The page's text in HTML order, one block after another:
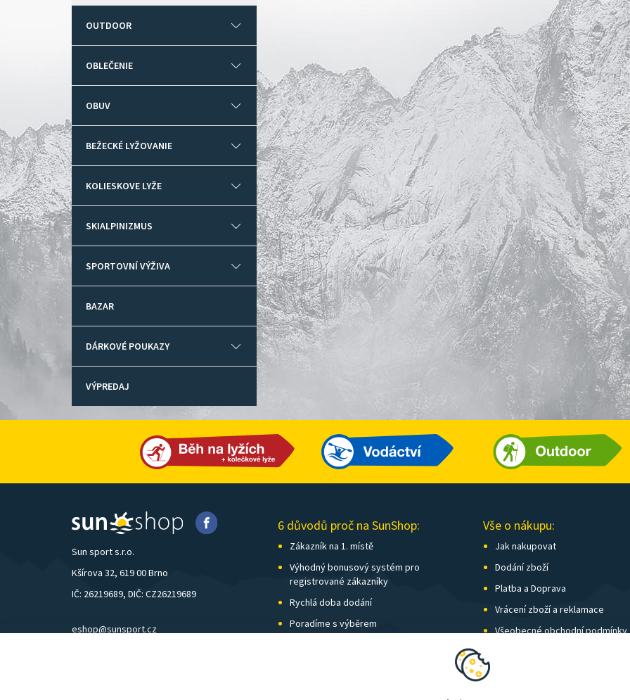
OUTDOOR
OBLEČENIE
OBUV
BEŽECKÉ LYŽOVANIE
KOLIESKOVE LYŽE
SKIALPINIZMUS
SPORTOVNÍ VÝŽIVA
BAZAR
DÁRKOVÉ POUKAZY
VÝPREDAJ
Sun sport s.r.o.
Kšírova 32, 619 00 Brno
IČ: 26219689, DIČ: CZ26219689
eshop@sunsport.cz
6 důvodů proč na SunShop:
Zákazník na 1. místě
Výhodný bonusový systém pro
registrované zákazníky
Rychlá doba dodání
Poradíme s výběrem
Vše o nákupu:
Jak nakupovat
Dodání zboží
Platba a Doprava
Vrácení zboží a reklamace
Všeobecné obchodní podmínky